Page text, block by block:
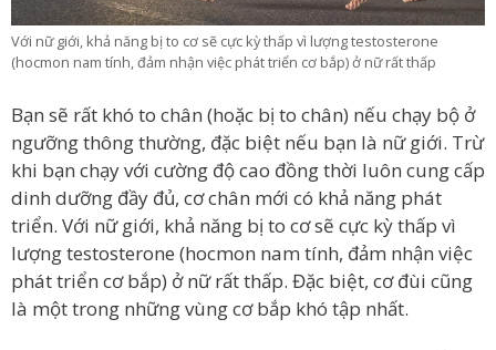
Với nữ giới, khả năng bị to cơ sẽ cực kỳ thấp vì lượng testosterone
(hocmon nam tính, đảm nhận việc phát triển cơ bắp) ở nữ rất thấp
Bạn sẽ rất khó to chân (hoặc bị to chân) nếu chạy bộ ở
ngưỡng thông thường, đặc biệt nếu bạn là nữ giới. Trừ
khi bạn chạy với cường độ cao đồng thời luôn cung cấp
dinh dưỡng đầy đủ, cơ chân mới có khả năng phát
triển. Với nữ giới, khả năng bị to cơ sẽ cực kỳ thấp vì
lượng testosterone (hocmon nam tính, đảm nhận việc
phát triển cơ bắp) ở nữ rất thấp. Đặc biệt, cơ đùi cũng
là một trong những vùng cơ bắp khó tập nhất.